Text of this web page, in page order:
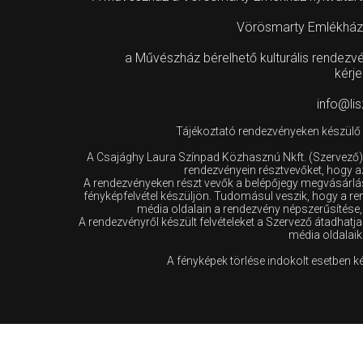
Vörösmarty
a Művészház bérelhető kulturális
Tájékoztató rendezvényeken
A Csajághy Laura Színpad Közhasznú Nkft.
rendezvényein résztvevőket, hogy
A rendezvényeken részt vevők a belépőjegy
fényképfelvétel készüljön. Tudomásul veszik, hogy a
média oldalain a rendezvény
A rendezvényről készült felvételeket a Szervező
média
A fényképek törlése indokolt esetben